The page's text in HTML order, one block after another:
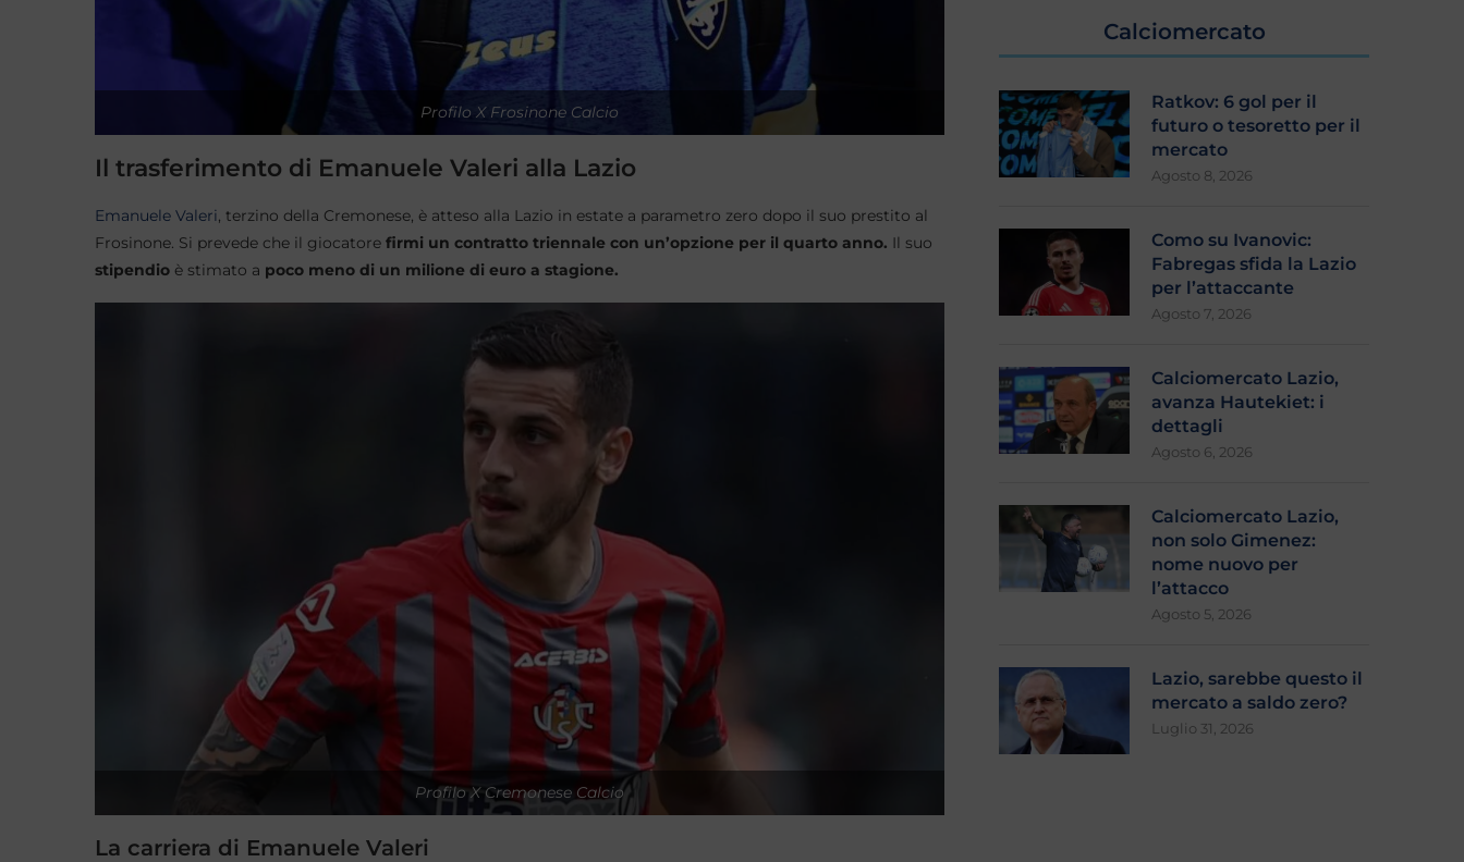
Profilo X Frosinone Calcio
Il trasferimento di Emanuele Valeri alla Lazio
Emanuele Valeri, terzino della Cremonese, è atteso alla Lazio in estate a parametro zero dopo il suo prestito al
Frosinone. Si prevede che il giocatore firmi un contratto triennale con un’opzione per il quarto anno. Il suo
stipendio è stimato a poco meno di un milione di euro a stagione.
Profilo X Cremonese Calcio
La carriera di Emanuele Valeri
Calciomercato
Ratkov: 6 gol per il
futuro o tesoretto per il
mercato
Agosto 8, 2026
Como su Ivanovic:
Fabregas sfida la Lazio
per l’attaccante
Agosto 7, 2026
Calciomercato Lazio,
avanza Hautekiet: i
dettagli
Agosto 6, 2026
Calciomercato Lazio,
non solo Gimenez:
nome nuovo per
l’attacco
Agosto 5, 2026
Lazio, sarebbe questo il
mercato a saldo zero?
Luglio 31, 2026